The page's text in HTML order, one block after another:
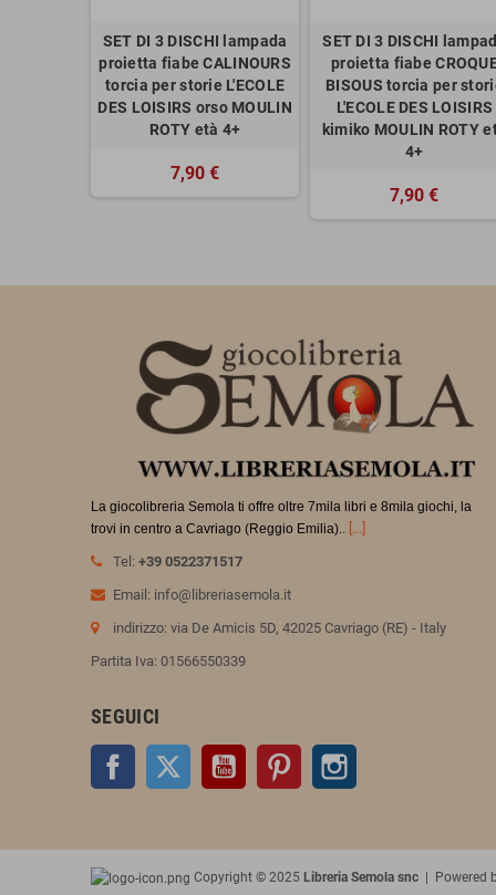
SET DI 3 DISCHI lampada
proietta fiabe CALINOURS
torcia per storie L'ECOLE
DES LOISIRS orso MOULIN
ROTY età 4+
7,90 €
SET DI 3 DISCHI
proietta fiabe
BISOUS torcia per
L'ECOLE DES LOISIRS
kimiko MOULIN ROTY
4+
7,90 €
La giocolibreria Semola ti offre oltre 7mila libri e 8mila giochi, la
trovi in centro a Cavriago (Reggio Emilia).. [...]
Tel: +39 0522371517
Email: info@libreriasemola.it
indirizzo: via De Amicis 5D, 42025 Cavriago (RE) - Italy
Partita Iva: 01566550339
SEGUICI
Facebook Twitter YouTube Pinterest
Copyright © 2025 Libreria Semola snc | Powered